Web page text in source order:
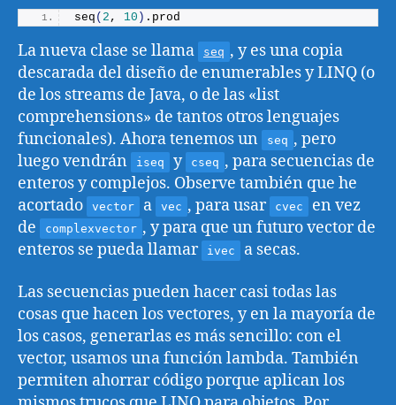
seq ( 2 , 10 ) . prod
La nueva clase se llama seq , y es una copia
descarada del diseño de enumerables y LINQ (o
de los streams de Java, o de las «list
comprehensions» de tantos otros lenguajes
funcionales). Ahora tenemos un
seq , pero
luego vendrán
iseq y cseq , para secuencias de
enteros y complejos. Observe también que he
acortado
vector a vec , para usar cvec
en vez
de
complexvector , y para que un futuro vector de
enteros se pueda llamar
ivec a secas.
Las secuencias pueden hacer casi todas las
cosas que hacen los vectores, y en la mayoría de
los casos, generarlas es más sencillo: con el
vector, usamos una función lambda. También
permiten ahorrar código porque aplican los